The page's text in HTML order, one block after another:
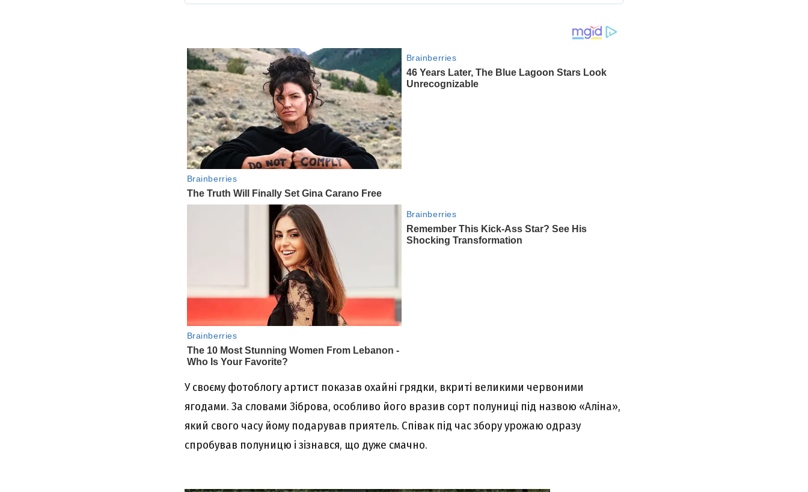
У своєму фотоблогу артист показав охайні грядки, вкриті великими червоними
ягодами. За словами Зіброва, особливо його вразив сорт полуниці під назвою «Аліна»,
який свого часу йому подарував приятель. Співак під час збору урожаю одразу
спробував полуницю і зізнався, що дуже смачно.